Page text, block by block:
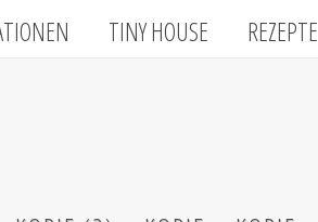
TINY HOUSE REZEPTE